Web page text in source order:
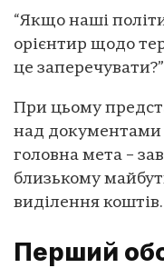
“Якщо наші
орієнтир щодо
це
При цьому
над документами
головна мета –
близькому
виділення коштів.
Перший